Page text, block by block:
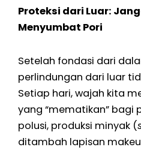
Proteksi dari Luar:
Menyumbat Pori
Setelah fondasi dari
perlindungan dari luar
Setiap hari, wajah kita
yang “mematikan” bagi
polusi, produksi minyak (
ditambah lapisan